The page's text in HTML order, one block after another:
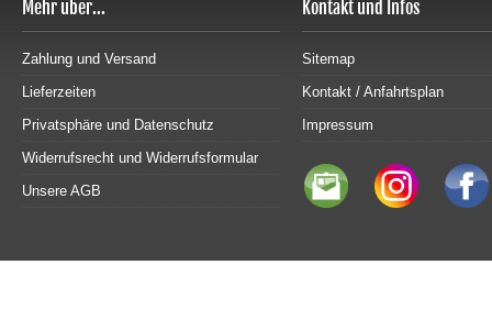
Mehr über...
Zahlung und Versand
Lieferzeiten
Privatsphäre und Datenschutz
Widerrufsrecht und Widerrufsformular
Unsere AGB
Kontakt und Infos
Sitemap
Kontakt / Anfahrtsplan
Impressum